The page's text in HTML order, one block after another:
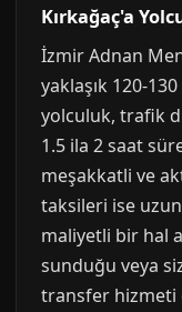
Kırkağaç'a
İzmir Adnan
yaklaşık 120-
yolculuk, trafik
1.5 ila 2 saat
meşakkatli ve
taksileri ise
maliyetli bir hal
sunduğu veya
transfer hizmeti